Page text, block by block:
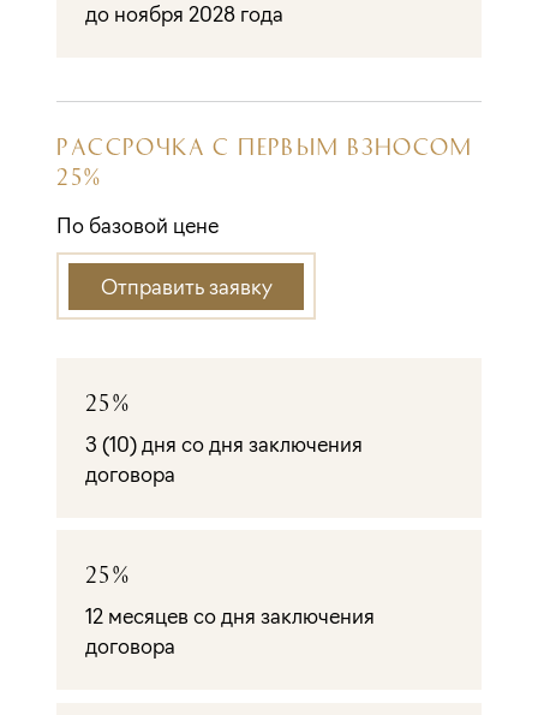
до ноября 2028 года
РАССРОЧКА С ПЕРВЫМ ВЗНОСОМ
25%
По базовой цене
Отправить заявку
25%
3 (10) дня со дня заключения
договора
25%
12 месяцев со дня заключения
договора